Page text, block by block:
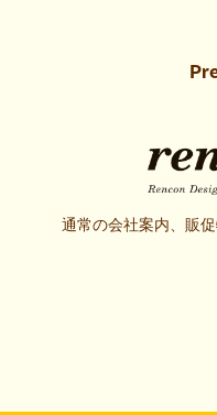
通常の会社案内、販